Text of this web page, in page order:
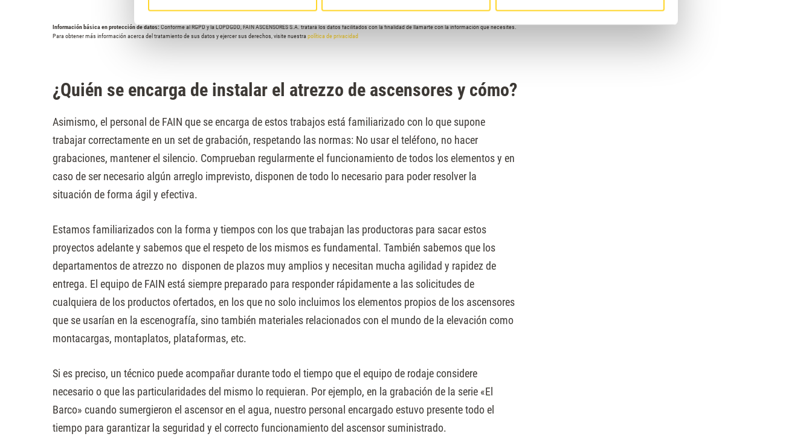
Información básica en protección de datos:Conforme al RGPD y la LOPDGDD, FAIN ASCENSORES S.A. tratará los datos facilitados con la finalidad de llamarte con la información que necesites.
Para obtener más información acerca del tratamiento de sus datos y ejercer sus derechos, visite nuestra política de privacidad
¿Quién se encarga de instalar el atrezzo de ascensores y cómo?
Asimismo, el personal de FAIN que se encarga de estos trabajos está familiarizado con lo que supone
trabajar correctamente en un set de grabación, respetando las normas: No usar el teléfono, no hacer
grabaciones, mantener el silencio. Comprueban regularmente el funcionamiento de todos los elementos y en
caso de ser necesario algún arreglo imprevisto, disponen de todo lo necesario para poder resolver la
situación de forma ágil y efectiva.
Estamos familiarizados con la forma y tiempos con los que trabajan las productoras para sacar estos
proyectos adelante y sabemos que el respeto de los mismos es fundamental. También sabemos que los
departamentos de atrezzo no disponen de plazos muy amplios y necesitan mucha agilidad y rapidez de
entrega. El equipo de FAIN está siempre preparado para responder rápidamente a las solicitudes de
cualquiera de los productos ofertados, en los que no solo incluimos los elementos propios de los ascensores
que se usarían en la escenografía, sino también materiales relacionados con el mundo de la elevación como
montacargas, montaplatos, plataformas, etc.
Si es preciso, un técnico puede acompañar durante todo el tiempo que el equipo de rodaje considere
necesario o que las particularidades del mismo lo requieran. Por ejemplo, en la grabación de la serie «El
Barco» cuando sumergieron el ascensor en el agua, nuestro personal encargado estuvo presente todo el
tiempo para garantizar la seguridad y el correcto funcionamiento del ascensor suministrado.